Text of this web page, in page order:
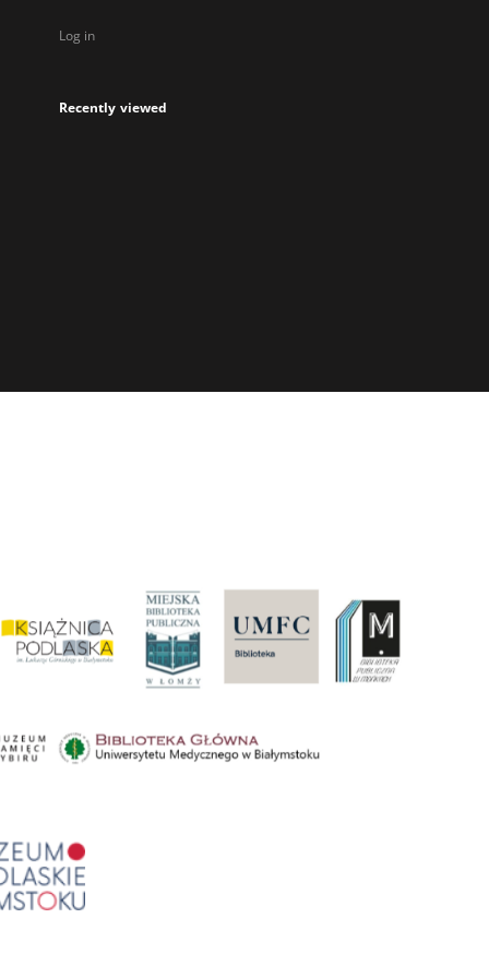
Log in
Recently viewed